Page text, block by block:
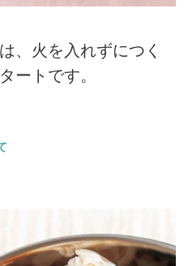
、火を入れずにつく
ートです。